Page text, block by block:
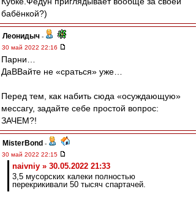
бабёнкой?)
Леонидыч -
30 май 2022 22:16
Парни…
ДаВВайте не «сраться» уже…
Перед тем, как набить сюда «осуждающую»
мессагу, задайте себе простой вопрос:
ЗАЧЕМ?!
MisterBond -
30 май 2022 22:15
naivniy » 30.05.2022 21:33
3,5 мусорских калеки полностью
перекрикивали 50 тысяч спартачей.